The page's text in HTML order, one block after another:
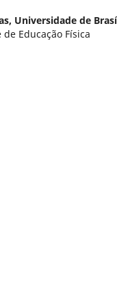
Universidade de
Educação Física